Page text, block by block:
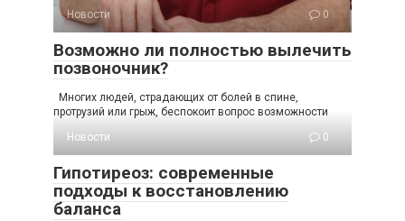
Новости 0
Возможно ли полностью вылечить
позвоночник?
Многих людей, страдающих от болей в спине,
протрузий или грыж, беспокоит вопрос возможности
Новости
0
Гипотиреоз: современные
подходы к восстановлению
баланса